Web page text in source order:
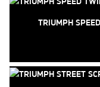
TRIUMPH